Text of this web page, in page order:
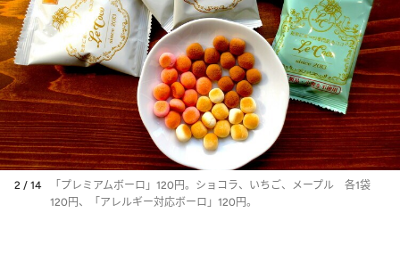
2 / 14
「プレミアムボーロ」120円。ショコラ、いちご、メープル 各1袋
120円、「アレルギー対応ボーロ」120円。